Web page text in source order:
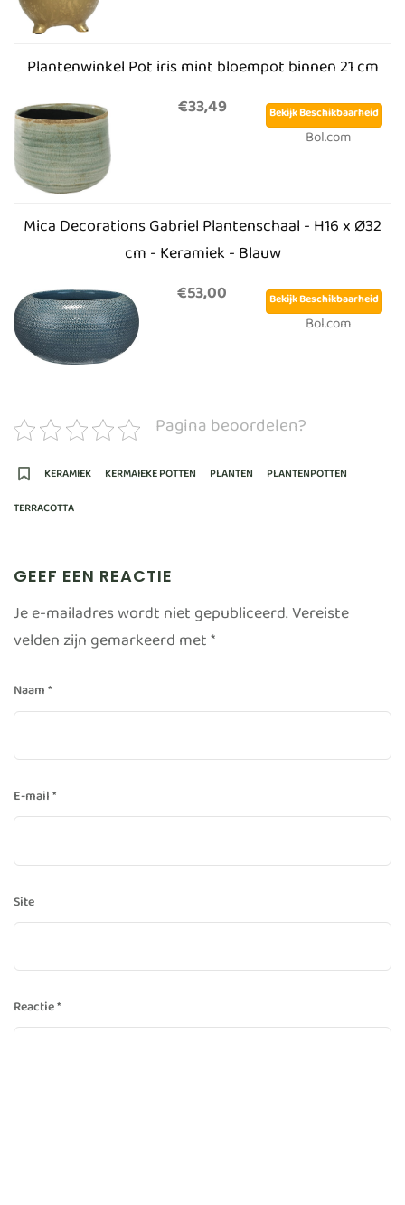
Plantenwinkel Pot iris mint bloempot binnen 21 cm
€33,49
Bekijk Beschikbaarheid
Bol.com
Mica Decorations Gabriel Plantenschaal - H16 x Ø32
cm - Keramiek - Blauw
€53,00
Bekijk Beschikbaarheid
Bol.com
Pagina beoordelen?
KERAMIEK KERMAIEKE POTTEN PLANTEN
PLANTENPOTTEN
TERRACOTTA
GEEF EEN REACTIE
Je e-mailadres wordt niet gepubliceerd.Vereiste
velden zijn gemarkeerd met*
Reactie*
Naam*
E-mail*
Site